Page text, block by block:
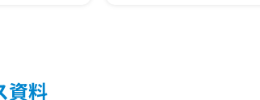
資料